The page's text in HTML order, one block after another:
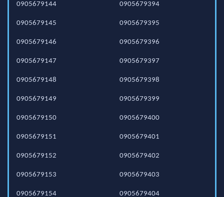
0905679144
0905679145
0905679146
0905679147
0905679148
0905679149
0905679150
0905679151
0905679152
0905679153
0905679154
0905679394
0905679395
0905679396
0905679397
0905679398
0905679399
0905679400
0905679401
0905679402
0905679403
0905679404